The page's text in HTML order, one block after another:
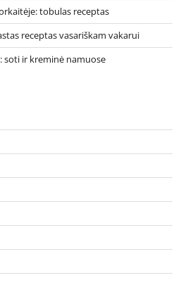
tobulas receptas
receptas vasariškam vakarui
soti ir kreminė namuose